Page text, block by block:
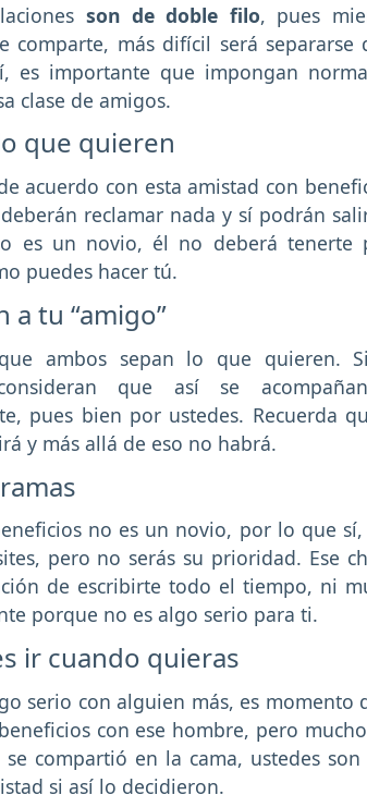
son de doble filo, pues
comparte, más difícil será
es importante que impongan
clase de amigos.
que quieren
acuerdo con esta amistad con
reclamar nada y sí podrán
es un novio, él no deberá tenerte
puedes hacer tú.
a tu “amigo”
ambos sepan lo que quieren.
que así se
pues bien por ustedes. Recuerda
y más allá de eso no habrá.
no es un novio, por lo que
pero no serás su prioridad. Ese
de escribirte todo el tiempo, ni
porque no es algo serio para ti.
ir cuando quieras
serio con alguien más, es
con ese hombre, pero
compartió en la cama, ustedes
si así lo decidieron.